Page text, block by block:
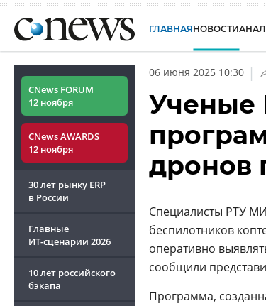
ГЛАВНАЯНОВОСТИ
CNews FORUM
12 ноября
CNews AWARDS
12 ноября
30 лет рынку ERP
в России
Главные
ИТ-сценарии 2026
10 лет российского
бэкапа
06 июня 2025 10:30 |
Ученые
дронов
Специалисты РТУ
беспилотников
оперативно
сообщили
Программа,